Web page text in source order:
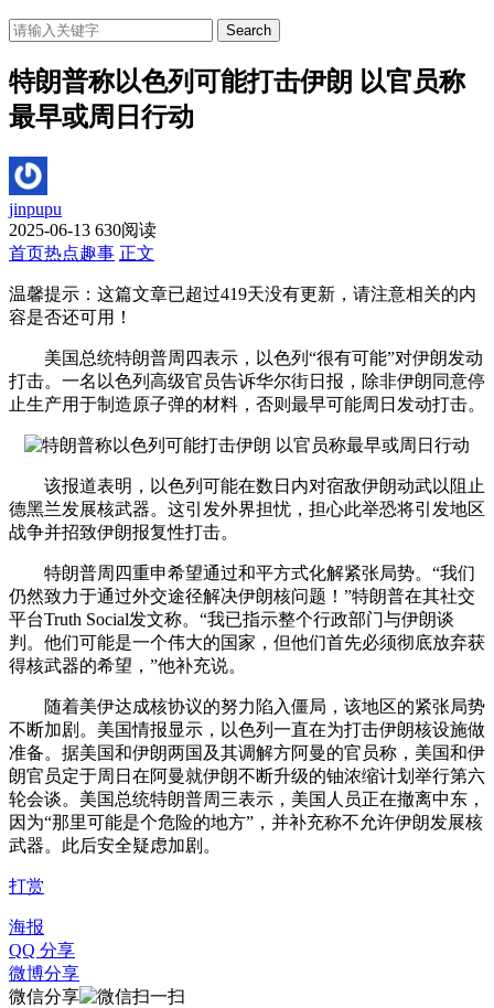
Search
特朗普称以色列可能打击伊朗 以官员称
最早或周日行动
jinpupu
2025-06-13 630阅读
首页热点趣事 正文
温馨提示：这篇文章已超过419天没有更新，请注意相关的内
容是否还可用！
美国总统特朗普周四表示，以色列“很有可能”对伊朗发动
打击。一名以色列高级官员告诉华尔街日报，除非伊朗同意停
止生产用于制造原子弹的材料，否则最早可能周日发动打击。
该报道表明，以色列可能在数日内对宿敌伊朗动武以阻止
德黑兰发展核武器。这引发外界担忧，担心此举恐将引发地区
战争并招致伊朗报复性打击。
特朗普周四重申希望通过和平方式化解紧张局势。“我们
仍然致力于通过外交途径解决伊朗核问题！”特朗普在其社交
平台Truth Social发文称。“我已指示整个行政部门与伊朗谈
判。他们可能是一个伟大的国家，但他们首先必须彻底放弃获
得核武器的希望，”他补充说。
随着美伊达成核协议的努力陷入僵局，该地区的紧张局势
不断加剧。美国情报显示，以色列一直在为打击伊朗核设施做
准备。据美国和伊朗两国及其调解方阿曼的官员称，美国和伊
朗官员定于周日在阿曼就伊朗不断升级的铀浓缩计划举行第六
轮会谈。美国总统特朗普周三表示，美国人员正在撤离中东，
因为“那里可能是个危险的地方”，并补充称不允许伊朗发展核
武器。此后安全疑虑加剧。
打赏
海报
QQ 分享
微博分享
微信分享